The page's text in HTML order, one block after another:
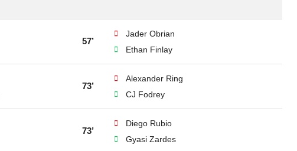
57’
Jader Obrian
Ethan Finlay
73’
Alexander Ring
CJ Fodrey
73’
Diego Rubio
Gyasi Zardes